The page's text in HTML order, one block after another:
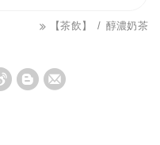
【茶飲】 醇濃奶茶